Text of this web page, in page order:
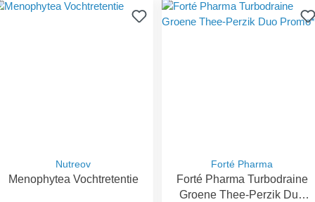
Nutreov
Menophytea Vochtretentie
Forté Pharma
Forté Pharma Turbodraine
Groene Thee-Perzik Duo